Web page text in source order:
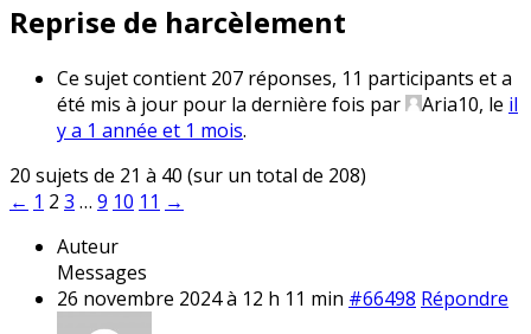
Reprise de harcèlement
Ce sujet contient 207 réponses, 11 participants et a
été mis à jour pour la dernière fois par
Aria10, le il
y a 1 année et 1 mois.
20 sujets de 21 à 40 (sur un total de 208)
← 1 2 3 … 9 10 11 →
Auteur
Messages
26 novembre 2024 à 12 h 11 min #66498 Répondre